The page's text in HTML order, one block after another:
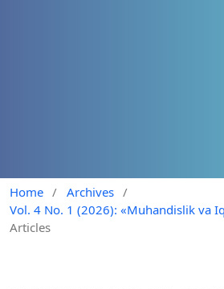
Home / Archives /
Vol. 4 No. 1 (2026): «Muhandislik va
Articles